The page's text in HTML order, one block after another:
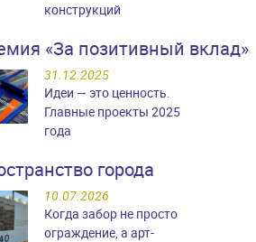
конструкций
«За позитивный вклад»
31.12.2025
Идеи — это ценность.
Главные проекты 2025
года
города
10.07.2026
Когда забор не просто
ограждение, а арт-